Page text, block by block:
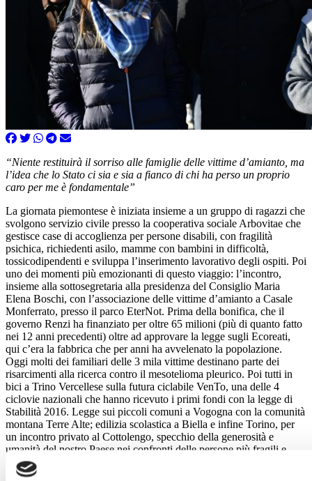
“Niente restituirà il sorriso alle famiglie delle vittime d’amianto, ma
l’idea che lo Stato ci sia e sia a fianco di chi ha perso un proprio
caro per me è fondamentale”
La giornata piemontese è iniziata insieme a un gruppo di ragazzi che
svolgono servizio civile presso la cooperativa sociale Arbovitae che
gestisce case di accoglienza per persone disabili, con fragilità
psichica, richiedenti asilo, mamme con bambini in difficoltà,
tossicodipendenti e sviluppa l’inserimento lavorativo degli ospiti. Poi
uno dei momenti più emozionanti di questo viaggio: l’incontro,
insieme alla sottosegretaria alla presidenza del Consiglio Maria
Elena Boschi, con l’associazione delle vittime d’amianto a Casale
Monferrato, presso il parco EterNot. Prima della bonifica, che il
governo Renzi ha finanziato per oltre 65 milioni (più di quanto fatto
nei 12 anni precedenti) oltre ad approvare la legge sugli Ecoreati,
qui c’era la fabbrica che per anni ha avvelenato la popolazione.
Oggi molti dei familiari delle 3 mila vittime destinano parte dei
risarcimenti alla ricerca contro il mesotelioma pleurico. Poi tutti in
bici a Trino Vercellese sulla futura ciclabile VenTo, una delle 4
ciclovie nazionali che hanno ricevuto i primi fondi con la legge di
Stabilità 2016. Legge sui piccoli comuni a Vogogna con la comunità
montana Terre Alte; edilizia scolastica a Biella e infine Torino, per
un incontro privato al Cottolengo, specchio della generosità e
umanità del nostro Paese nei confronti delle persone più fragili e
bisognose.